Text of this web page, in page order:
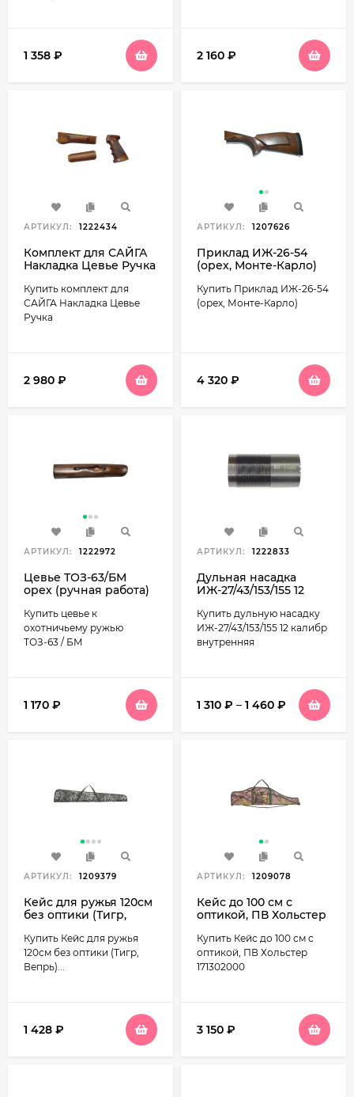
1 358 ₽ 2 160 ₽
АРТИКУЛ: 1222434
Комплект для САЙГА
Накладка Цевье Ручка
Купить комплект для
САЙГА Накладка Цевье
Ручка
2 980 ₽
АРТИКУЛ: 1207626
Приклад ИЖ-26-54
(орех, Монте-Карло)
Купить Приклад ИЖ-26-54
(орех, Монте-Карло)
4 320 ₽
АРТИКУЛ: 1222972
Цевье ТОЗ-63/БМ
орех (ручная работа)
Купить цевье к
охотничьему ружью
ТОЗ-63 / БМ
1 170 ₽
АРТИКУЛ: 1222833
Дульная насадка
ИЖ-27/43/153/155 12
Купить дульную насадку
ИЖ-27/43/153/155 12 калибр
внутренняя
1 310 ₽ – 1 460 ₽
АРТИКУЛ: 1209379
Кейс для ружья 120см
без оптики (Тигр,
Купить Кейс для ружья
120см без оптики (Тигр,
Вепрь)...
1 428 ₽
АРТИКУЛ: 1209078
Кейс до 100 см с
оптикой, ПВ Хольстер
Купить Кейс до 100 см с
оптикой, ПВ Хольстер
171302000
3 150 ₽